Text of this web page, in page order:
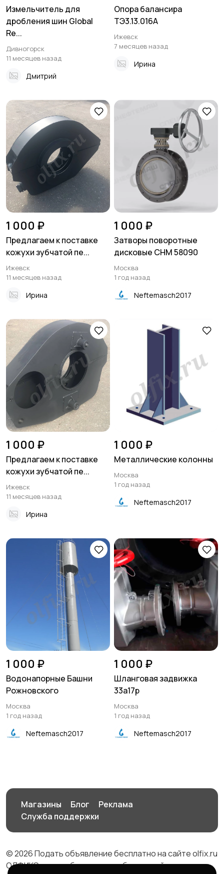
Измельчитель для
дробления шин Global
Re...
Дивногорск
11 месяцев назад
Дмитрий
Опора балансира
ТЭ3.13.016А
Ижевск
7 месяцев назад
Ирина
1 000 ₽
Предлагаем к поставке
кожухи зубчатой пе...
Ижевск
11 месяцев назад
Ирина
1 000 ₽
Затворы поворотные
дисковые СНМ 58090
Москва
1 год назад
Neftemasch2017
1 000 ₽
Предлагаем к поставке
кожухи зубчатой пе...
Ижевск
11 месяцев назад
Ирина
1 000 ₽
Металлические колонны
Москва
1 год назад
Neftemasch2017
1 000 ₽
Водонапорные Башни
Рожновского
Москва
1 год назад
Neftemasch2017
1 000 ₽
Шланговая задвижка
33а17р
Москва
1 год назад
Neftemasch2017
Магазины Блог
Реклама
Служба поддержки
© 2026 Подать объявление бесплатно на сайте olfix.ru
ОЛФИКС - доска беспалтных объявлений от частных